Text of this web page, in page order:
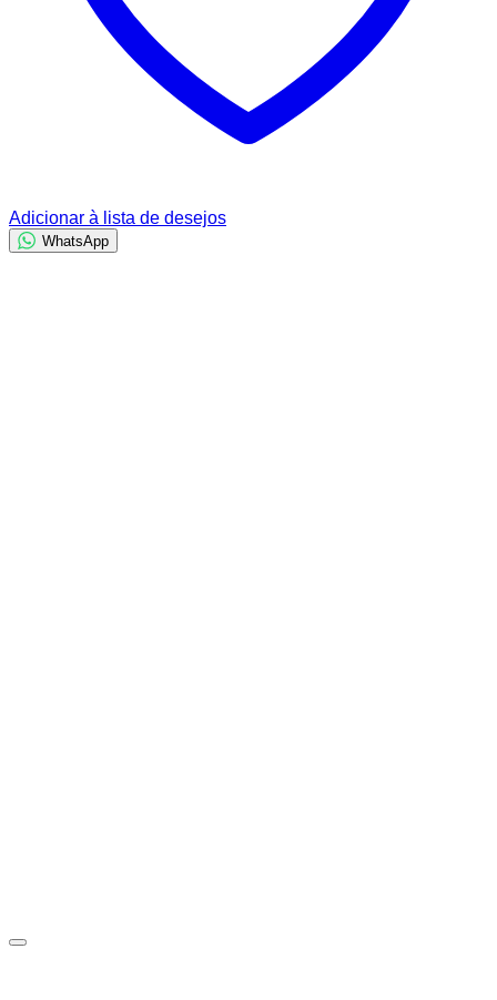
Adicionar à lista de desejos
WhatsApp